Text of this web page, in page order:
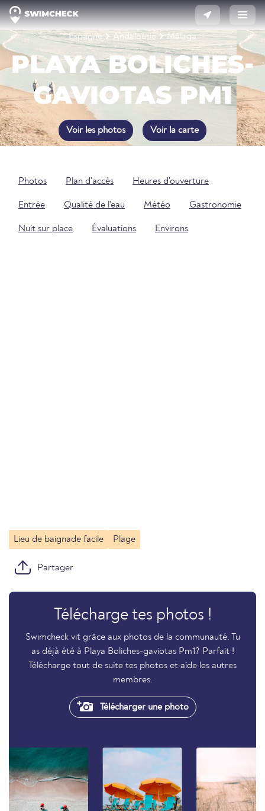
Espagne Andalousie Málaga
PLAYA BOLICHES-
GAVIOTAS PM1
Voir les photos Voir la carte
Photos Plan d'accès Heures d'ouverture
Entrée Qualité de l'eau Météo Gastronomie
Nuit sur place Évaluations Environs
Lieu de baignade facile Plage
Partager
Télécharge tes photos !
Swimcheck vit grâce aux photos de la communauté. Tu
as déjà été à Playa Boliches-gaviotas Pm1? Parfait !
Télécharge tout de suite tes photos et aide les autres
membres.
Télécharger une photo